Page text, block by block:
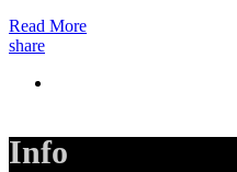
Read More
share
Info